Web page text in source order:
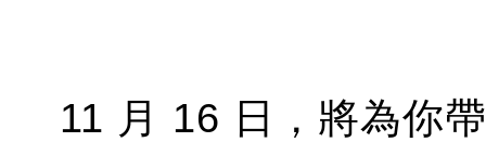
11 月 16 日，將為你